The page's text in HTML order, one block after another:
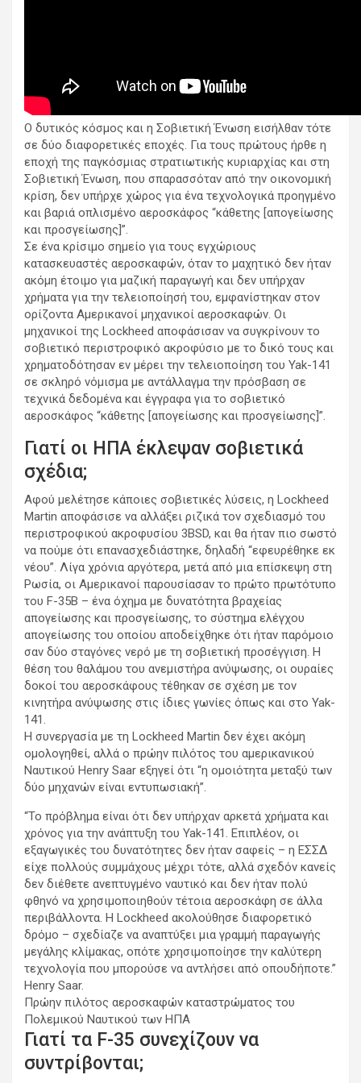
Ο δυτικός κόσμος και η Σοβιετική Ένωση εισήλθαν τότε
σε δύο διαφορετικές εποχές. Για τους πρώτους ήρθε η
εποχή της παγκόσμιας στρατιωτικής κυριαρχίας και στη
Σοβιετική Ένωση, που σπαρασσόταν από την οικονομική
κρίση, δεν υπήρχε χώρος για ένα τεχνολογικά προηγμένο
και βαριά οπλισμένο αεροσκάφος “κάθετης [απογείωσης
και προσγείωσης]”.
Σε ένα κρίσιμο σημείο για τους εγχώριους
κατασκευαστές αεροσκαφών, όταν το μαχητικό δεν ήταν
ακόμη έτοιμο για μαζική παραγωγή και δεν υπήρχαν
χρήματα για την τελειοποίησή του, εμφανίστηκαν στον
ορίζοντα Αμερικανοί μηχανικοί αεροσκαφών. Οι
μηχανικοί της Lockheed αποφάσισαν να συγκρίνουν το
σοβιετικό περιστροφικό ακροφύσιο με το δικό τους και
χρηματοδότησαν εν μέρει την τελειοποίηση του Yak-141
σε σκληρό νόμισμα με αντάλλαγμα την πρόσβαση σε
τεχνικά δεδομένα και έγγραφα για το σοβιετικό
αεροσκάφος “κάθετης [απογείωσης και προσγείωσης]”.
Γιατί οι ΗΠΑ έκλεψαν σοβιετικά
σχέδια;
Αφού μελέτησε κάποιες σοβιετικές λύσεις, η Lockheed
Martin αποφάσισε να αλλάξει ριζικά τον σχεδιασμό του
περιστροφικού ακροφυσίου 3BSD, και θα ήταν πιο σωστό
να πούμε ότι επανασχεδιάστηκε, δηλαδή “εφευρέθηκε εκ
νέου”. Λίγα χρόνια αργότερα, μετά από μια επίσκεψη στη
Ρωσία, οι Αμερικανοί παρουσίασαν το πρώτο πρωτότυπο
του F-35B – ένα όχημα με δυνατότητα βραχείας
απογείωσης και προσγείωσης, το σύστημα ελέγχου
απογείωσης του οποίου αποδείχθηκε ότι ήταν παρόμοιο
σαν δύο σταγόνες νερό με τη σοβιετική προσέγγιση. Η
θέση του θαλάμου του ανεμιστήρα ανύψωσης, οι ουραίες
δοκοί του αεροσκάφους τέθηκαν σε σχέση με τον
κινητήρα ανύψωσης στις ίδιες γωνίες όπως και στο Yak-
141.
Η συνεργασία με τη Lockheed Martin δεν έχει ακόμη
ομολογηθεί, αλλά ο πρώην πιλότος του αμερικανικού
Ναυτικού Henry Saar εξηγεί ότι “η ομοιότητα μεταξύ των
δύο μηχανών είναι εντυπωσιακή”.
“Το πρόβλημα είναι ότι δεν υπήρχαν αρκετά χρήματα και
χρόνος για την ανάπτυξη του Yak-141. Επιπλέον, οι
εξαγωγικές του δυνατότητες δεν ήταν σαφείς – η ΕΣΣΔ
είχε πολλούς συμμάχους μέχρι τότε, αλλά σχεδόν κανείς
δεν διέθετε ανεπτυγμένο ναυτικό και δεν ήταν πολύ
φθηνό να χρησιμοποιηθούν τέτοια αεροσκάφη σε άλλα
περιβάλλοντα. Η Lockheed ακολούθησε διαφορετικό
δρόμο – σχεδίαζε να αναπτύξει μια γραμμή παραγωγής
μεγάλης κλίμακας, οπότε χρησιμοποίησε την καλύτερη
τεχνολογία που μπορούσε να αντλήσει από οπουδήποτε.”
Henry Saar.
Πρώην πιλότος αεροσκαφών καταστρώματος του
Πολεμικού Ναυτικού των ΗΠΑ
Γιατί τα F-35 συνεχίζουν να
συντρίβονται;